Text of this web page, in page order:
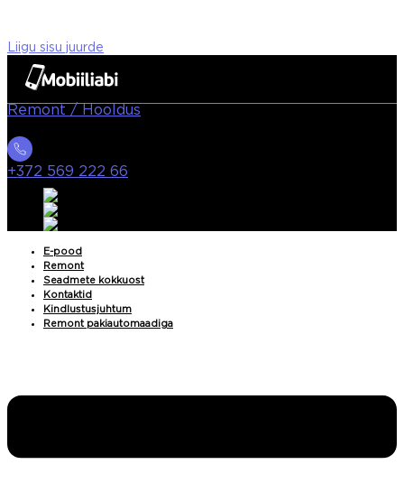
Liigu sisu juurde
Remont / Hooldus
+372 569 222 66
E-pood
Remont
Seadmete kokkuost
Kontaktid
Kindlustusjuhtum
Remont pakiautomaadiga